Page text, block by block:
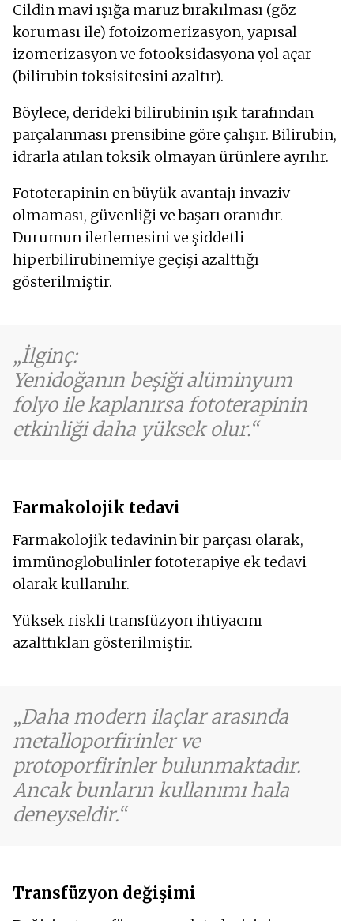
Cildin mavi ışığa maruz bırakılması (göz
koruması ile) fotoizomerizasyon, yapısal
izomerizasyon ve fotooksidasyona yol açar
(bilirubin toksisitesini azaltır).
Böylece, derideki bilirubinin ışık tarafından
parçalanması prensibine göre çalışır. Bilirubin,
idrarla atılan toksik olmayan ürünlere ayrılır.
Fototerapinin en büyük avantajı invaziv
olmaması, güvenliği ve başarı oranıdır.
Durumun ilerlemesini ve şiddetli
hiperbilirubinemiye geçişi azalttığı
gösterilmiştir.
İlginç:
Yenidoğanın beşiği alüminyum
folyo ile kaplanırsa fototerapinin
etkinliği daha yüksek olur.
Farmakolojik tedavi
Farmakolojik tedavinin bir parçası olarak,
immünoglobulinler fototerapiye ek tedavi
olarak kullanılır.
Yüksek riskli transfüzyon ihtiyacını
azalttıkları gösterilmiştir.
Daha modern ilaçlar arasında
metalloporfirinler ve
protoporfirinler bulunmaktadır.
Ancak bunların kullanımı hala
deneyseldir.
Transfüzyon değişimi